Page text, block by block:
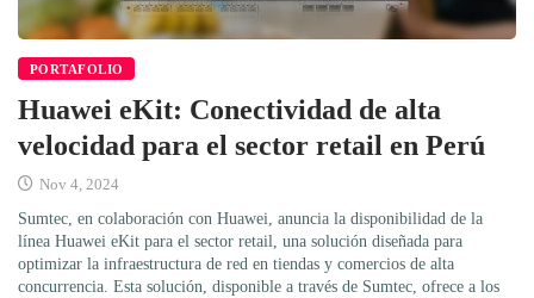
PORTAFOLIO
Huawei eKit: Conectividad de alta
velocidad para el sector retail en Perú
Nov 4, 2024
Sumtec, en colaboración con Huawei, anuncia la disponibilidad de la
línea Huawei eKit para el sector retail, una solución diseñada para
optimizar la infraestructura de red en tiendas y comercios de alta
concurrencia. Esta solución, disponible a través de Sumtec, ofrece a los